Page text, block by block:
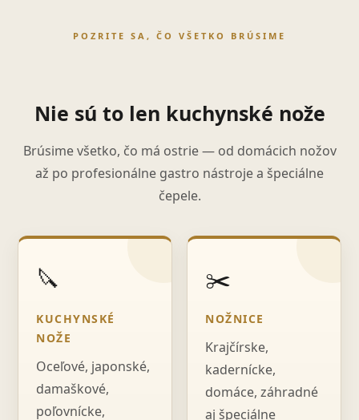
POZRITE SA, ČO VŠETKO BRÚSIME
Nie sú to len kuchynské nože
Brúsime všetko, čo má ostrie — od domácich nožov
až po profesionálne gastro nástroje a špeciálne
čepele.
🔪
KUCHYNSKÉ
NOŽE
Oceľové, japonské,
damaškové,
poľovnícke,
✂️
NOŽNICE
Krajčírske,
kadernícke,
domáce, záhradné
aj špeciálne